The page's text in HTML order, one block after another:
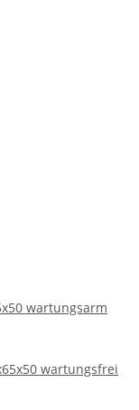
wartungsarm